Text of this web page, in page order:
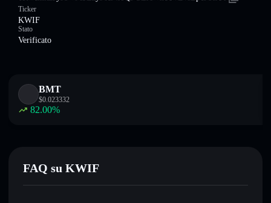
Ticker
KWIF
Stato
Verificato
BMT
$0.023332
82.00%
FAQ su KWIF